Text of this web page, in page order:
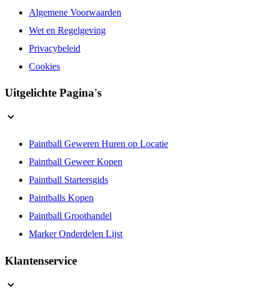
Algemene Voorwaarden
Wet en Regelgeving
Privacybeleid
Cookies
Uitgelichte Pagina's
Paintball Geweren Huren op Locatie
Paintball Geweer Kopen
Paintball Startersgids
Paintballs Kopen
Paintball Groothandel
Marker Onderdelen Lijst
Klantenservice